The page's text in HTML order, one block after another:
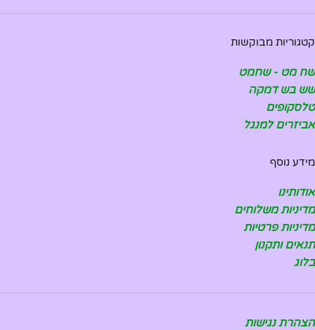
קטגוריות מבוקשות
שח מט - שחמט
שש בש דמקה
טלסקופים
אביזרים למנגל
מידע נוסף
אודותינו
מדיניות משלוחים
מדיניות פרטיות
תנאים ותקנון
בלוג
הצהרת נגישות